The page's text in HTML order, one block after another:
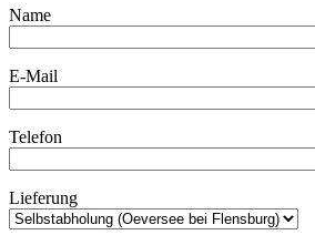
Name
E-Mail
Telefon
Lieferung